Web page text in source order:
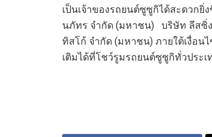
เป็นเจ้าของรถยนต์ซูซูกิได้สะดวก
นภัทร จำกัด (มหาชน) บริษัท ลีสซิ่
ทิสโก้ จำกัด (มหาชน) ภายใต้เงื่อน
เติมได้ที่โชว์รูมรถยนต์ซูซูกิทั่วประเ